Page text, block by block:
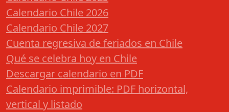
Calendario Chile 2026
Calendario Chile 2027
Cuenta regresiva de feriados en Chile
Qué se celebra hoy en Chile
Descargar calendario en PDF
Calendario imprimible: PDF horizontal,
vertical y listado